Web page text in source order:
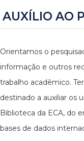
AUXÍLIO AO
Orientamos o
informação e outros
trabalho acadêmico.
destinado a auxiliar os
Biblioteca da ECA, do
bases de dados